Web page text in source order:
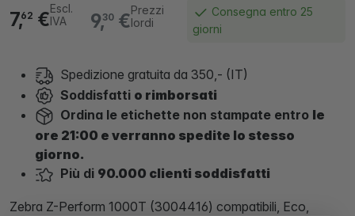
9,30 €Prezzi
lordi
7,62 €Escl.
IVA
Consegna entro 25
giorni
Spedizione gratuita da 350,- (IT)
Soddisfatti o rimborsati
Ordina le etichette non stampate entro le
ore 21:00 e verranno spedite lo stesso
giorno.
Più di 90.000 clienti soddisfatti
Zebra Z-Perform 1000T (3004416) compatibili, Eco,